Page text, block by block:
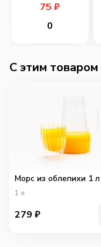
75₽
0
C этим
Морс из облепихи 1 л
1 л
279 ₽